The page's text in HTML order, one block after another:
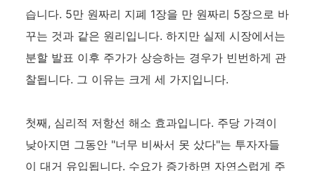
습니다. 5만 원짜리 지폐 1장을 만 원짜리 5장으로 바
꾸는 것과 같은 원리입니다. 하지만 실제 시장에서는
분할 발표 이후 주가가 상승하는 경우가 빈번하게 관
찰됩니다. 그 이유는 크게 세 가지입니다.
첫째, 심리적 저항선 해소 효과입니다. 주당 가격이
낮아지면 그동안 "너무 비싸서 못 샀다"는 투자자들
이 대거 유입됩니다. 수요가 증가하면 자연스럽게 주